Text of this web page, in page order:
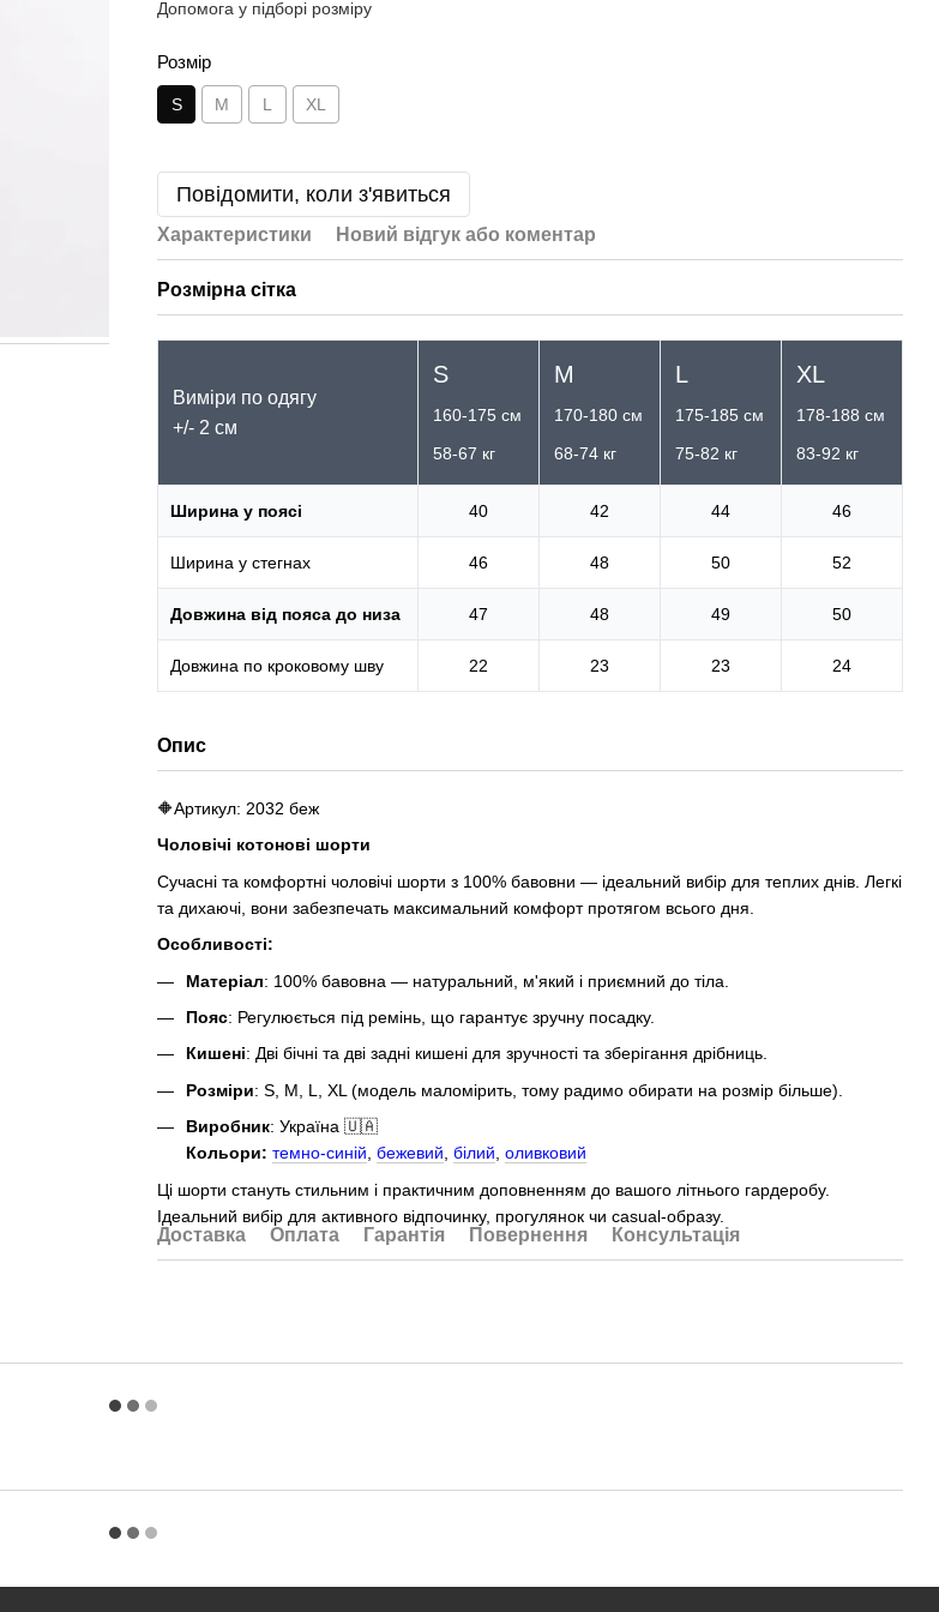
Допомога у підборі розміру
Розмір
S M L XL
Повідомити, коли з'явиться
Характеристики Новий відгук або коментар
Розмірна сітка
Виміри по одягу
+/- 2 см
S
160-175 см
58-67 кг
M
170-180 см
68-74 кг
L
175-185 см
75-82 кг
XL
178-188 см
83-92 кг
Ширина у поясі 40 42 44 46
Ширина у стегнах 46 48 50 52
Довжина від пояса до низа 47 48 49 50
Довжина по кроковому шву 22 23 23 24
Опис
🔶Артикул: 2032 беж
Чоловічі котонові шорти
Сучасні та комфортні чоловічі шорти з 100% бавовни — ідеальний вибір для теплих днів. Легкі
та дихаючі, вони забезпечать максимальний комфорт протягом всього дня.
Особливості:
Матеріал: 100% бавовна — натуральний, м'який і приємний до тіла.
Пояс: Регулюється під ремінь, що гарантує зручну посадку.
Кишені: Дві бічні та дві задні кишені для зручності та зберігання дрібниць.
Розміри: S, M, L, XL (модель маломірить, тому радимо обирати на розмір більше).
Виробник: Україна 🇺🇦
Кольори: темно-синій бежевий білий оливковий
Ці шорти стануть стильним і практичним доповненням до вашого літнього гардеробу.
Ідеальний вибір для активного відпочинку, прогулянок чи casual-образу.
Доставка Оплата Гарантія Повернення Консультація